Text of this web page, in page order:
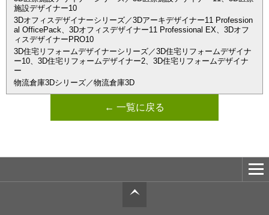
施設デザイナー10
3Dオフィスデザイナーシリーズ／3Dアーキデザイナー11 Profession
al OfficePack、3Dオフィスデザイナー11 Professional EX、3Dオフ
ィスデザイナーPRO10
3D住宅リフォームデザイナーシリーズ／3D住宅リフォームデザイナ
ー10、3D住宅リフォームデザイナー2、3D住宅リフォームデザイナ
ー
物流倉庫3Dシリーズ／物流倉庫3D
← 一覧に戻る